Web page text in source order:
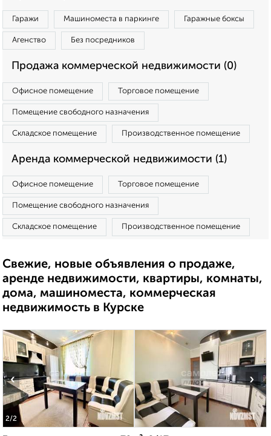
Гаражи Машиноместа в паркинге Гаражные боксы
Агенство Без посредников
Продажа коммерческой недвижимости (0)
Офисное помещение Торговое помещение
Помещение свободного назначения
Складское помещение Производственное помещение
Аренда коммерческой недвижимости (1)
Офисное помещение Торговое помещение
Помещение свободного назначения
Складское помещение Производственное помещение
Свежие, новые объявления о продаже,
аренде недвижимости, квартиры, комнаты,
дома, машиноместа, коммерческая
недвижимость в Курске
2/2
‹ ›